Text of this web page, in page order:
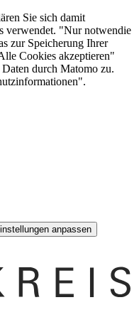
Sie sich damit
verwendet. "Nur notwendie
zur Speicherung Ihrer
Cookies akzeptieren"
durch Matomo zu.
anpassen